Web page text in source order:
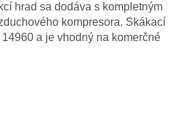
hrad sa dodáva s kompletným
kompresora. Skákací
a je vhodný na komerčné